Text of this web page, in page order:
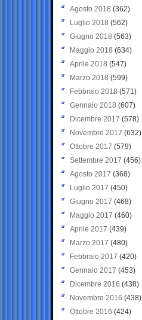
Agosto 2018 (362)
Luglio 2018 (562)
Giugno 2018 (563)
Maggio 2018 (634)
Aprile 2018 (547)
Marzo 2018 (599)
Febbraio 2018 (571)
Gennaio 2018 (607)
Dicembre 2017 (578)
Novembre 2017 (632)
Ottobre 2017 (579)
Settembre 2017 (456)
Agosto 2017 (368)
Luglio 2017 (450)
Giugno 2017 (468)
Maggio 2017 (460)
Aprile 2017 (439)
Marzo 2017 (480)
Febbraio 2017 (420)
Gennaio 2017 (453)
Dicembre 2016 (438)
Novembre 2016 (438)
Ottobre 2016 (424)